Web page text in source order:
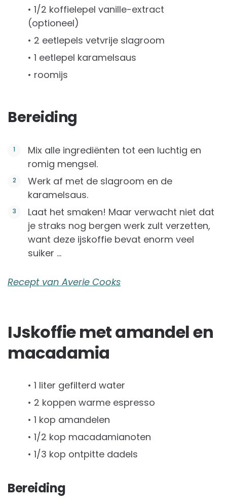
• 1/2 koffielepel vanille-extract
(optioneel)
• 2 eetlepels vetvrije slagroom
• 1 eetlepel karamelsaus
• roomijs
Bereiding
Mix alle ingrediënten tot een luchtig en
romig mengsel.
Werk af met de slagroom en de
karamelsaus.
Laat het smaken! Maar verwacht niet dat
je straks nog bergen werk zult verzetten,
want deze ijskoffie bevat enorm veel
suiker …
Recept van Averie Cooks
IJskoffie met amandel en
macadamia
• 1 liter gefilterd water
• 2 koppen warme espresso
• 1 kop amandelen
• 1/2 kop macadamianoten
• 1/3 kop ontpitte dadels
Bereiding